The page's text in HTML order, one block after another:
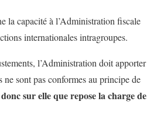
la capacité à l’Administration fiscale
internationales intragroupes.
l’Administration doit apporter
sont pas conformes au principe de
donc sur elle que repose la charge de